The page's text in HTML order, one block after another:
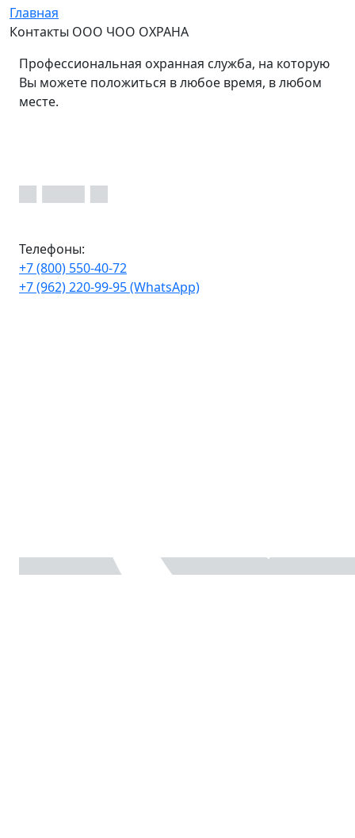
Главная
Контакты ООО ЧОО ОХРАНА
Профессиональная охранная служба, на которую
Вы можете положиться в любое время, в любом
месте.
Телефоны:
+7 (800) 550-40-72
+7 (962) 220-99-95 (WhatsApp)